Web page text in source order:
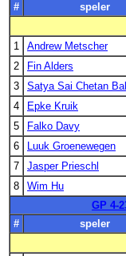
#
speler
1
Andrew Metscher
2
Fin Alders
3
Satya Sai Chetan
4
Epke Kruik
5
Falko Davy
6
Luuk Groenewegen
7
Jasper Prieschl
8
Wim Hu
GP 4-
#
speler